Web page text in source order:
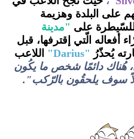
على البلدة وهزيمة
للسّيطرة على "مدينة
أفعاله الّتي إقترفها، قبل
يُحذّرُ "Darius"
اللاعب
هُناك دائمًا شخص ما يكُون
سوف يلحقُون بالرّكب".